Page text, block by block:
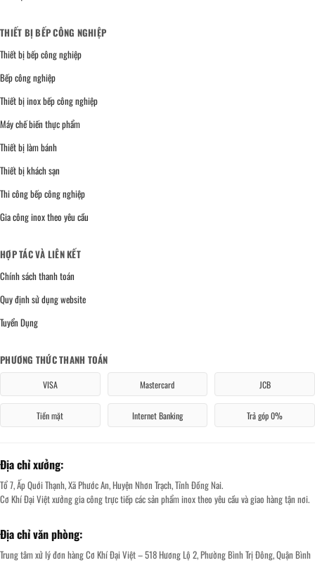
THIẾT BỊ BẾP CÔNG NGHIỆP
Thiết bị bếp công nghiệp
Bếp công nghiệp
Thiết bị inox bếp công nghiệp
Máy chế biến thực phẩm
Thiết bị làm bánh
Thiết bị khách sạn
Thi công bếp công nghiệp
Gia công inox theo yêu cầu
HỢP TÁC VÀ LIÊN KẾT
Chính sách thanh toán
Quy định sử dụng website
Tuyển Dụng
PHƯƠNG THỨC THANH TOÁN
VISA Mastercard JCB
Tiền mặt Internet Banking Trả góp 0%
Địa chỉ xưởng:
Tổ 7, Ấp Quới Thạnh, Xã Phước An, Huyện Nhơn Trạch, Tỉnh Đồng Nai.
Cơ Khí Đại Việt xưởng gia công trực tiếp các sản phẩm inox theo yêu cầu và giao hàng tận nơi.
Địa chỉ văn phòng:
Trung tâm xử lý đơn hàng Cơ Khí Đại Việt – 518 Hương Lộ 2, Phường Bình Trị Đông, Quận Bình